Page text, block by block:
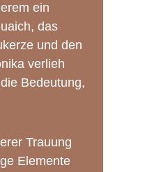
ein
das
und den
verlieh
Bedeutung,
Trauung
Elemente